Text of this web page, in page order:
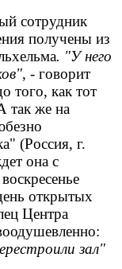
сотрудник
получены из
. "У него
, - говорит
того, как тот
так же на
(Россия, г.
она с
открытых
Центра
зал"